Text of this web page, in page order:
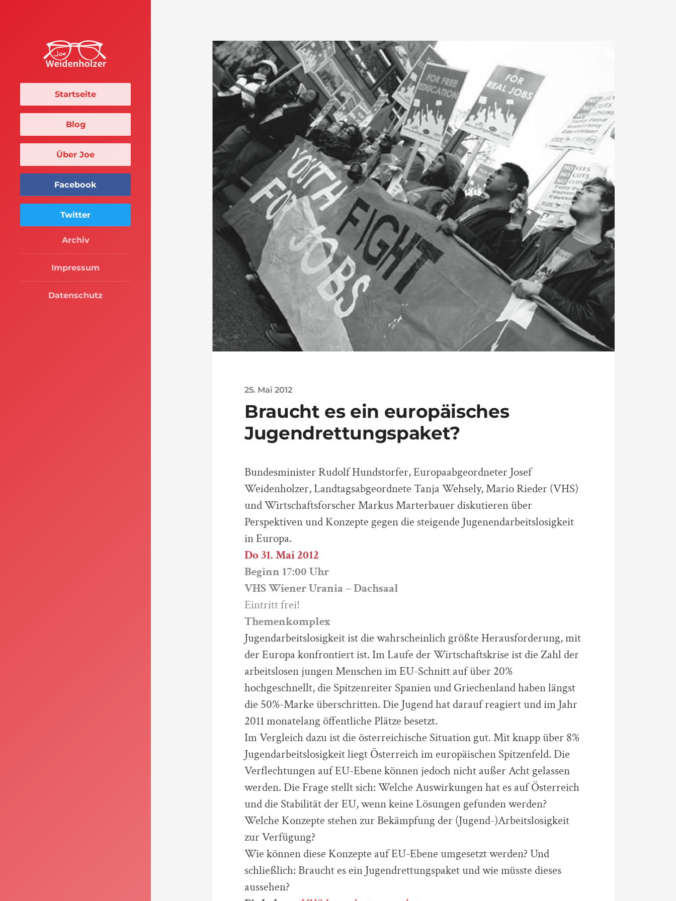
Startseite
Blog
Über Joe
Facebook
Twitter
Archiv
Impressum
Datenschutz
25. Mai 2012
Braucht es ein europäisches
Jugendrettungspaket?
Bundesminister Rudolf Hundstorfer, Europaabgeordneter Josef
Weidenholzer, Landtagsabgeordnete Tanja Wehsely, Mario Rieder (VHS)
und Wirtschaftsforscher Markus Marterbauer diskutieren über
Perspektiven und Konzepte gegen die steigende Jugenendarbeitslosigkeit
in Europa.
Do 31. Mai 2012
Beginn 17:00 Uhr
VHS Wiener Urania – Dachsaal
Eintritt frei!
Themenkomplex
Jugendarbeitslosigkeit ist die wahrscheinlich größte Herausforderung, mit
der Europa konfrontiert ist. Im Laufe der Wirtschaftskrise ist die Zahl der
arbeitslosen jungen Menschen im EU-Schnitt auf über 20%
hochgeschnellt, die Spitzenreiter Spanien und Griechenland haben längst
die 50%-Marke überschritten. Die Jugend hat darauf reagiert und im Jahr
2011 monatelang öffentliche Plätze besetzt.
Im Vergleich dazu ist die österreichische Situation gut. Mit knapp über 8%
Jugendarbeitslosigkeit liegt Österreich im europäischen Spitzenfeld. Die
Verflechtungen auf EU-Ebene können jedoch nicht außer Acht gelassen
werden. Die Frage stellt sich: Welche Auswirkungen hat es auf Österreich
und die Stabilität der EU, wenn keine Lösungen gefunden werden?
Welche Konzepte stehen zur Bekämpfung der (Jugend-)Arbeitslosigkeit
zur Verfügung?
Wie können diese Konzepte auf EU-Ebene umgesetzt werden? Und
schließlich: Braucht es ein Jugendrettungspaket und wie müsste dieses
aussehen?